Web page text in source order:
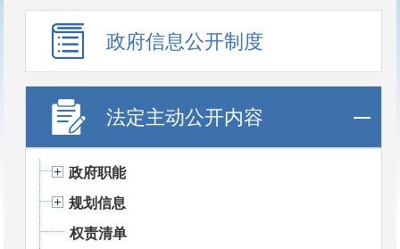
政府信息公开制度
法定主动公开内容
政府职能
规划信息
权责清单